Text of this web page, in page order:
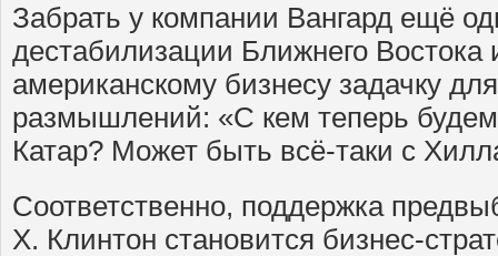
Забрать у компании Вангард ещё
дестабилизации Ближнего Востока
американскому бизнесу задачку
размышлений: «С кем теперь
Катар? Может быть всё-таки с
Соответственно, поддержка
Х. Клинтон становится бизнес-